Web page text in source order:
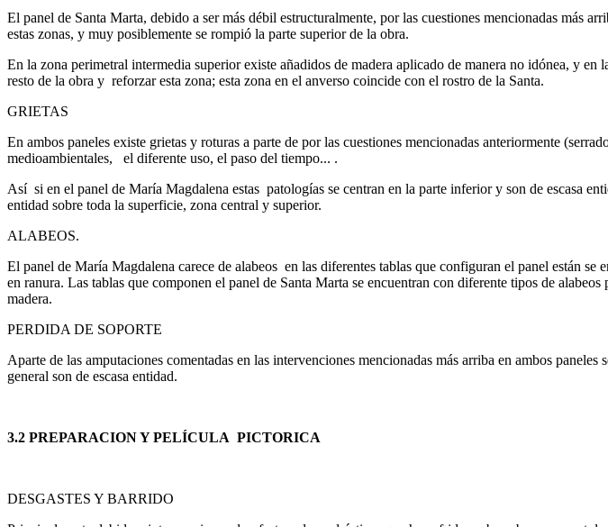
El panel de Santa Marta, debido a ser más débil estructuralmente, por las cuestiones mencionadas más
estas zonas, y muy posiblemente se rompió la parte superior de la obra.
En la zona perimetral intermedia superior existe añadidos de madera aplicado de manera no idónea, y
resto de la obra y reforzar esta zona; esta zona en el anverso coincide con el rostro de la Santa.
GRIETAS
En ambos paneles existe grietas y roturas a parte de por las cuestiones mencionadas anteriormente
medioambientales, el diferente uso, el paso del tiempo... .
Así si en el panel de María Magdalena estas patologías se centran en la parte inferior y son de escasa
entidad sobre toda la superficie, zona central y superior.
ALABEOS.
El panel de María Magdalena carece de alabeos en las diferentes tablas que configuran el panel están
en ranura. Las tablas que componen el panel de Santa Marta se encuentran con diferente tipos de
madera.
PERDIDA DE SOPORTE
Aparte de las amputaciones comentadas en las intervenciones mencionadas más arriba en ambos
general son de escasa entidad.
3.2 PREPARACION Y PELÍCULA PICTORICA
DESGASTES Y BARRIDO